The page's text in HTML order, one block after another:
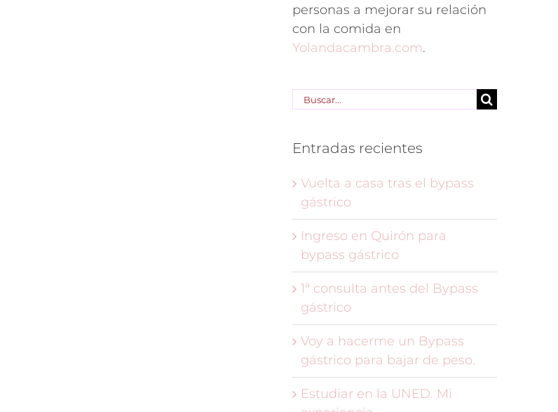
personas a mejorar su relación
con la comida en
Yolandacambra.com.
Buscar:
Entradas recientes
Vuelta a casa tras el bypass
gástrico
Ingreso en Quirón para
bypass gástrico
1ª consulta antes del Bypass
gástrico
Voy a hacerme un Bypass
gástrico para bajar de peso.
Estudiar en la UNED. Mi